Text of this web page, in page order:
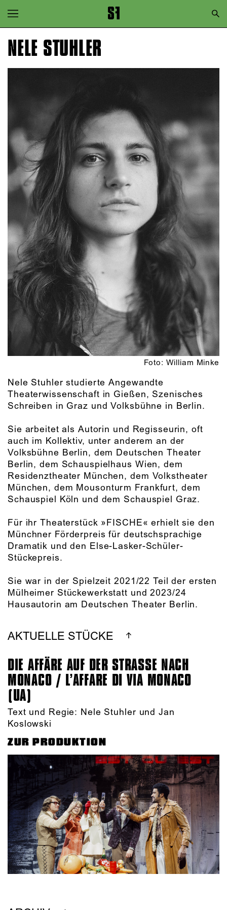
Zur Hauptnavigation springen
Zum Hauptinhalt springen
NELE STUHLER
Foto: William Minke
Nele Stuhler studierte Angewandte
Theaterwissenschaft in Gießen, Szenisches
Schreiben in Graz und Volksbühne in Berlin.
Sie arbeitet als Autorin und Regisseurin, oft
auch im Kollektiv, unter anderem an der
Volksbühne Berlin, dem Deutschen Theater
Berlin, dem Schauspielhaus Wien, dem
Residenztheater München, dem Volkstheater
München, dem Mousonturm Frankfurt, dem
Schauspiel Köln und dem Schauspiel Graz.
Für ihr Theaterstück »FISCHE« erhielt sie den
Münchner Förderpreis für deutschsprachige
Dramatik und den Else-Lasker-Schüler-
Stückepreis.
Sie war in der Spielzeit 2021/22 Teil der ersten
Mülheimer Stückewerkstatt und 2023/24
Hausautorin am Deutschen Theater Berlin.
AKTUELLE STÜCKE
DIE AFFÄRE AUF DER STRASSE NACH M
ONACO / L’AFFARE DI VIA MONACO (
UA)
Text und Regie: Nele Stuhler und Jan
Koslowski
ZUR PRODUKTION